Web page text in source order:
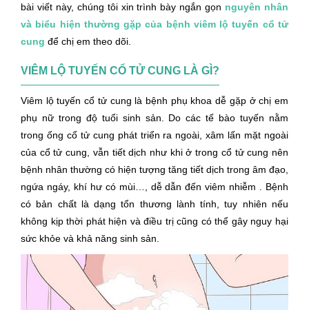
bài viết này, chúng tôi xin trình bày ngắn gọn nguyên nhân
và biểu hiện thường gặp của bệnh viêm lộ tuyến cổ tử
cung để chị em theo dõi.
VIÊM LỘ TUYẾN CỔ TỬ CUNG LÀ GÌ?
Viêm lộ tuyến cổ tử cung là bệnh phụ khoa dễ gặp ở chị em
phụ nữ trong độ tuổi sinh sản. Do các tế bào tuyến nằm
trong ống cổ tử cung phát triển ra ngoài, xâm lấn mặt ngoài
của cổ tử cung, vẫn tiết dịch như khi ở trong cổ tử cung nên
bệnh nhân thường có hiện tượng tăng tiết dịch trong âm đạo,
ngứa ngáy, khí hư có mùi…, dễ dẫn đến viêm nhiễm . Bệnh
có bản chất là dạng tổn thương lành tính, tuy nhiên nếu
không kịp thời phát hiện và điều trị cũng có thể gây nguy hại
sức khỏe và khả năng sinh sản.